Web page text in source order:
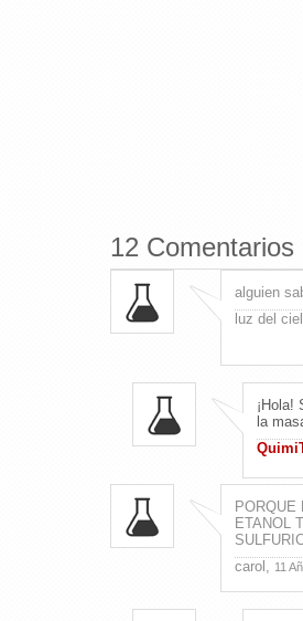
12 Comentarios
alguien
luz del
¡Hola!
la
PORQUE
ETANOL
carol,
11